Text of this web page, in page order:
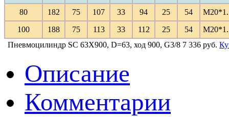
80
182 75 107 33 94 25 54
100
188 75 113 33 112 25 54
Пневмоцилиндр SC 63X900, D=63, ход 900, G3/8 7 336 руб.
Описание
Комментарии